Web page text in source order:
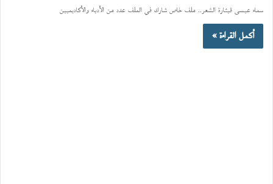
سماء عيسى قيثارة الشعر.. ملف خاص شارك في الملف عدد من الأدباء والأكاديميين
أكمل القراءة »